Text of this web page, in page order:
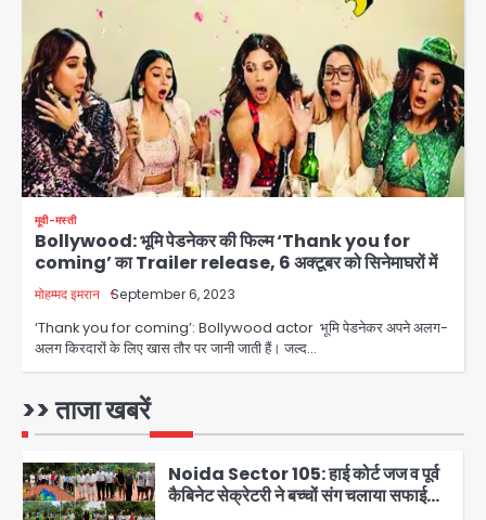
मूवी-मस्ती
Bollywood: भूमि पेडनेकर की फिल्म ‘Thank you for
coming’ का Trailer release, 6 अक्टूबर को सिनेमाघरों में
मोहम्मद इमरान September 6, 2023
‘Thank you for coming’: Bollywood actor भूमि पेडनेकर अपने अलग-
अलग किरदारों के लिए खास तौर पर जानी जाती हैं। जल्द…
>> ताजा खबरें
3
Noida District Hospital: नोएडा
जिला अस्पताल में फॉल सीलिंग गिरी, गायनो
OT गैलरी में बड़ा हादसा टला; मरीजों की सुरक्षा
पर उठे सवाल
Avinash Kumar
4
Congress Mission 2027:
गाजियाबाद कांग्रेस के सह-पर्यवेक्षक बने
सतेन्द्र शर्मा, गौतमबुद्धनगर नेताओं ने जताया
आभार
Avinash Kumar
Noida Bal Bharati School
Notice: सेक्टर-21 के बाल भारती स्कूल में
बिना खिड़की-वेंटिलेशन बेसमेंट में चल रही थी
8वीं की क्लास, NCPCR की शिकायत पर
भेजा नोटिस
Avinash Kumar
1
Assam Floods: सलमान खान का
Noida Sector 105: हाई कोर्ट जज व पूर्व
कैबिनेट सेक्रेटरी ने बच्चों संग चलाया सफाई